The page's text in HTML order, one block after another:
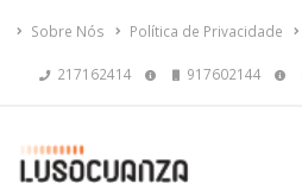
Sobre Nós Política de Privacidade
217162414 917602144